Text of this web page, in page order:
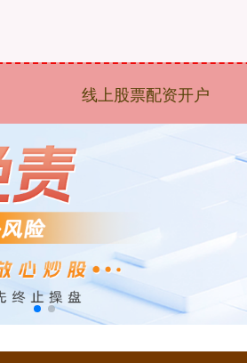
线上股票配资开户